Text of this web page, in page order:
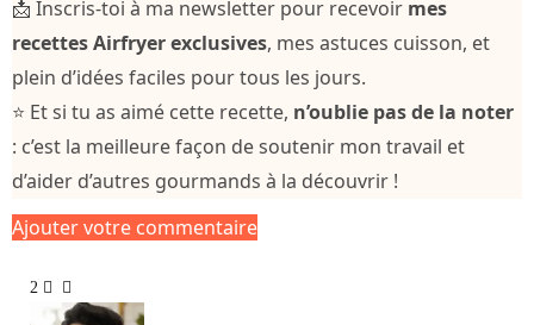
📩 Inscris-toi à ma newsletter pour recevoir mes
recettes Airfryer exclusives, mes astuces cuisson, et
plein d’idées faciles pour tous les jours.
⭐ Et si tu as aimé cette recette, n’oublie pas de la noter
: c’est la meilleure façon de soutenir mon travail et
d’aider d’autres gourmands à la découvrir !
Ajouter votre commentaire
2